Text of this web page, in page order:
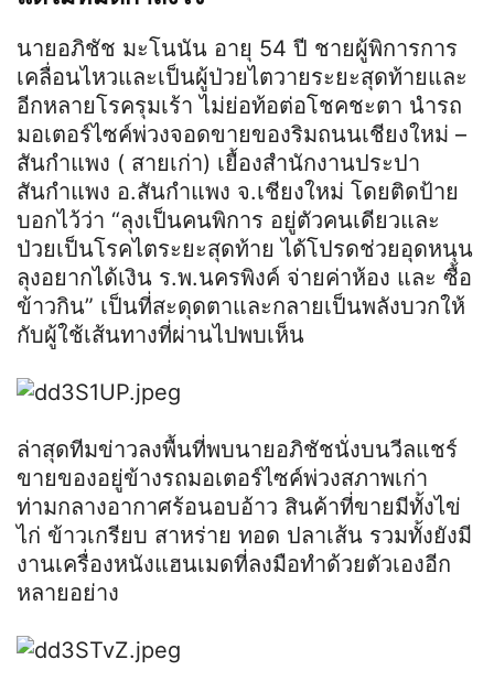
นายอภิชัช มะโนนัน อายุ 54 ปี ชายผู้พิการการ
เคลื่อนไหวและเป็นผู้ป่วยไตวายระยะสุดท้ายและ
อีกหลายโรครุมเร้า ไม่ย่อท้อต่อโชคชะตา นำรถ
มอเตอร์ไซค์พ่วงจอดขายของริมถนนเชียงใหม่ –
สันกำแพง ( สายเก่า) เยื้องสำนักงานประปา
สันกำแพง อ.สันกำแพง จ.เชียงใหม่ โดยติดป้าย
บอกไว้ว่า “ลุงเป็นคนพิการ อยู่ตัวคนเดียวและ
ป่วยเป็นโรคไตระยะสุดท้าย ได้โปรดช่วยอุดหนุน
ลุงอยากได้เงิน ร.พ.นครพิงค์ จ่ายค่าห้อง และ ซื้อ
ข้าวกิน” เป็นที่สะดุดตาและกลายเป็นพลังบวกให้
กับผู้ใช้เส้นทางที่ผ่านไปพบเห็น
ล่าสุดทีมข่าวลงพื้นที่พบนายอภิชัชนั่งบนวีลแชร์
ขายของอยู่ข้างรถมอเตอร์ไซค์พ่วงสภาพเก่า
ท่ามกลางอากาศร้อนอบอ้าว สินค้าที่ขายมีทั้งไข่
ไก่ ข้าวเกรียบ สาหร่าย ทอด ปลาเส้น รวมทั้งยังมี
งานเครื่องหนังแฮนเมดที่ลงมือทำด้วยตัวเองอีก
หลายอย่าง